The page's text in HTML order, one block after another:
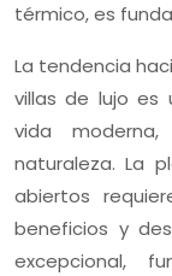
térmico, es
La tendencia
villas de lujo es
vida
naturaleza. La
abiertos
beneficios y
excepcional,